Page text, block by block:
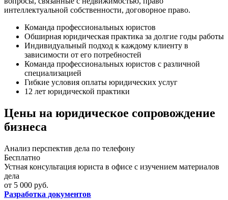
интеллектуальной собственности, договорное право.
Команда профессиональных юристов
Обширная юридическая практика за долгие годы работы
Индивидуальный подход к каждому клиенту в
зависимости от его потребностей
Команда профессиональных юристов с различной
специализацией
Гибкие условия оплаты юридических услуг
12 лет юридической практики
Цены на юридическое сопровождение
бизнеса
Анализ перспектив дела по телефону
Бесплатно
Устная консультация юриста в офисе с изучением материалов
дела
от 5 000 руб.
Разработка документов